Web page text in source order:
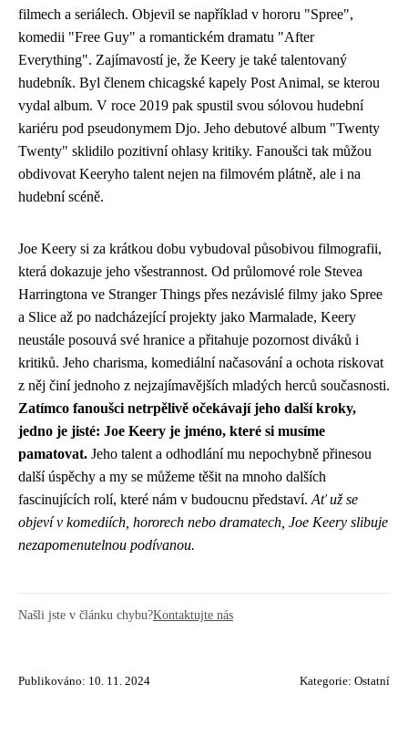
filmech a seriálech. Objevil se například v hororu "Spree",
komedii "Free Guy" a romantickém dramatu "After
Everything". Zajímavostí je, že Keery je také talentovaný
hudebník. Byl členem chicagské kapely Post Animal, se kterou
vydal album. V roce 2019 pak spustil svou sólovou hudební
kariéru pod pseudonymem Djo. Jeho debutové album "Twenty
Twenty" sklidilo pozitivní ohlasy kritiky. Fanoušci tak můžou
obdivovat Keeryho talent nejen na filmovém plátně, ale i na
hudební scéně.
Joe Keery si za krátkou dobu vybudoval působivou filmografii,
která dokazuje jeho všestrannost. Od průlomové role Stevea
Harringtona ve Stranger Things přes nezávislé filmy jako Spree
a Slice až po nadcházející projekty jako Marmalade, Keery
neustále posouvá své hranice a přitahuje pozornost diváků i
kritiků. Jeho charisma, komediální načasování a ochota riskovat
z něj činí jednoho z nejzajímavějších mladých herců současnosti.
Zatímco fanoušci netrpělivě očekávají jeho další kroky,
jedno je jisté: Joe Keery je jméno, které si musíme
pamatovat. Jeho talent a odhodlání mu nepochybně přinesou
další úspěchy a my se můžeme těšit na mnoho dalších
fascinujících rolí, které nám v budoucnu představí. Ať už se
objeví v komediích, hororech nebo dramatech, Joe Keery slibuje
nezapomenutelnou podívanou.
Našli jste v článku chybu?Kontaktujte nás
Publikováno: 10. 11. 2024 Kategorie: Ostatní